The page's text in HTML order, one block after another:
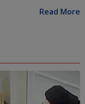
Read More